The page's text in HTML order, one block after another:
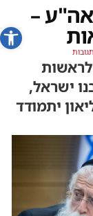
פתח
–
ישראל,
יתמודד